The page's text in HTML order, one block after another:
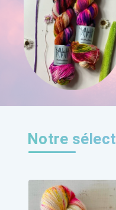
Notre